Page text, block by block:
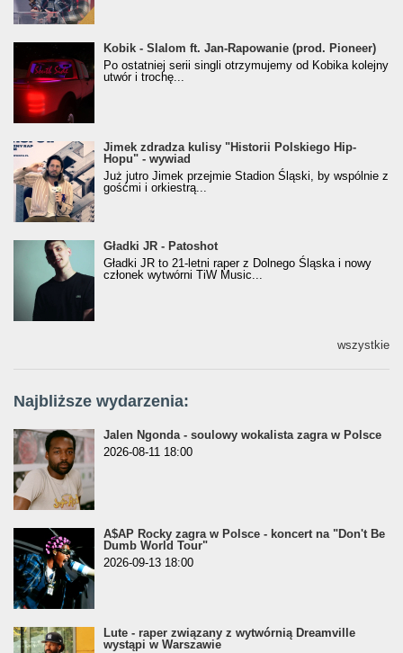
Kobik - Slalom ft. Jan-Rapowanie (prod. Pioneer)
[Official Music Visualiser]
Kobik - Slalom ft. Jan-Rapowanie (prod. Pioneer)
Po ostatniej serii singli otrzymujemy od Kobika kolejny
utwór i trochę...
Jimek zdradza kulisy "Historii Polskiego Hip-
Hopu" - wywiad
Jimek zdradza kulisy "Historii Polskiego Hip-
Hopu" - wywiad
Już jutro Jimek przejmie Stadion Śląski, by wspólnie z
gośćmi i orkiestrą...
Gładki JR - Patoshot
Gładki JR - Patoshot
Gładki JR to 21-letni raper z Dolnego Śląska i nowy
członek wytwórni TiW Music...
wszystkie
Najbliższe wydarzenia:
Jalen Ngonda - soulowy wokalista zagra w Polsce
2026-08-11 18:00
A$AP Rocky zagra w Polsce - koncert na "Don't Be
Dumb World Tour"
2026-09-13 18:00
Lute - raper związany z wytwórnią Dreamville
wystąpi w Warszawie